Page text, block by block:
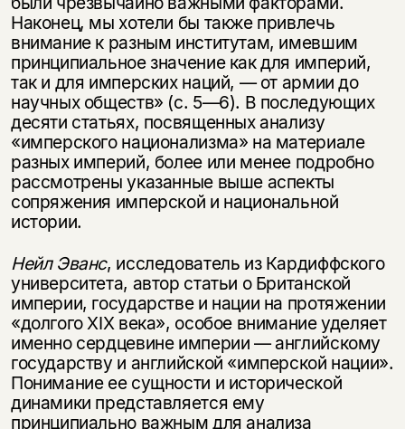
Наконец, мы хотели бы также привлечь
внимание к разным институтам, имевшим
принципиальное значение как для империй,
так и для имперских наций, — от армии до
научных обществ» (с. 5—6). В последующих
десяти статьях, посвященных анализу
«имперского национализма» на материале
разных империй, более или менее подробно
рассмотрены указанные выше аспекты
сопряжения имперской и национальной
истории.
Нейл Эванс, исследователь из Кардиффского
университета, автор статьи о Британской
империи, государстве и нации на протяжении
«долгого XIX века», особое внимание уделяет
именно сердцевине империи — английскому
государству и английской «имперской нации».
Понимание ее сущности и исторической
динамики представляется ему
принципиально важным для анализа
Я соглашаюсь сПолитикой конфиденциальности
подписаться
Я соглашаюсь сПолитикой конфиденциальности
подписаться
не предназначена для
несовершеннолетних
Скажите, пожалуйста,
вам уже исполнилось 18 лет?
да
нет, вернуться назад